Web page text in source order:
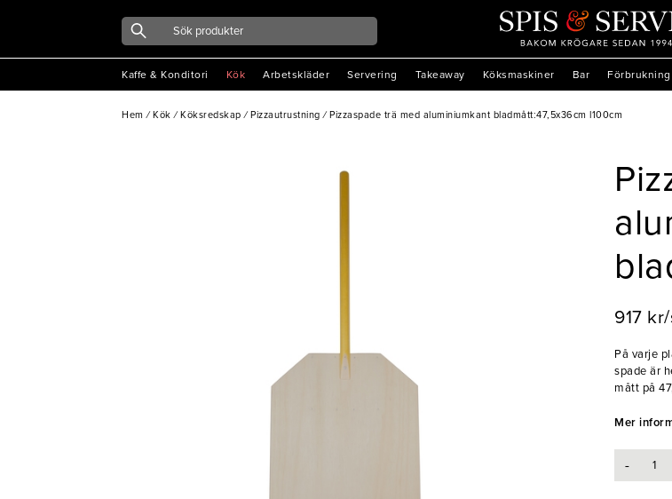
Kaffe & Konditori Kök Arbetskläder Servering Takeaway Köksmaskiner Bar Förbrukning
Hem / Kök / Köksredskap / Pizzautrustning / Pizzaspade trä med aluminiumkant bladmått:47,5x36cm l100cm
917
På varje
spade är
mått på
Mer
-